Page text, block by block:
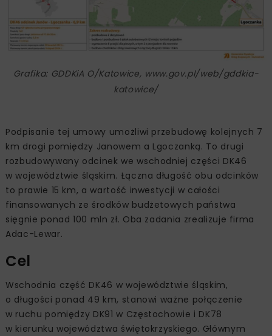
Grafika: GDDKiA O/Katowice, www.gov.pl/web/gddkia-
katowice/
Podpisanie tej umowy umożliwi przebudowę kolejnych 7
km drogi pomiędzy Janowem a Lgoczanką. To drugi
rozbudowywany odcinek we wschodniej części DK46
w województwie śląskim. Łączna długość obu odcinków
to prawie 15 km, a wartość inwestycji w całości
finansowanych ze środków budżetowych państwa
sięgnie ponad 100 mln zł. Oba zadania zrealizuje firma
Adac-Lewar.
Cel
Wschodnia część DK46 w województwie śląskim,
o długości ponad 49 km, stanowi ważne połączenie
w ruchu pomiędzy DK91 w Częstochowie i DK78
w kierunku województwa świętokrzyskiego. Głównym